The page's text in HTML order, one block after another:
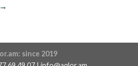
→
since 2019